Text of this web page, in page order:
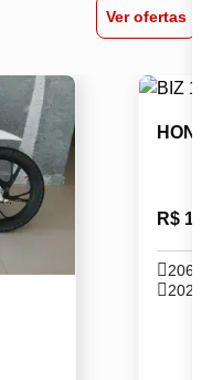
Ver ofertas
HONDA
R$
2021 /